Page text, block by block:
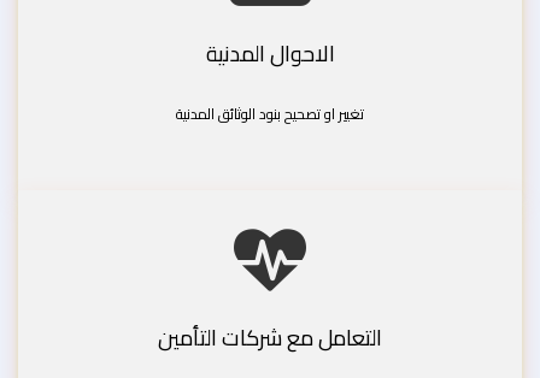
الاحوال المدنية
تغيير او تصحيح بنود الوثائق المدنية
التعامل مع شركات التأمين